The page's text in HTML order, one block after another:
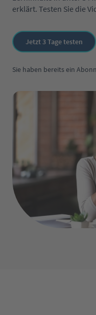
erklärt. Testen Sie die
Jetzt 3 Tage testen
Sie haben bereits ein